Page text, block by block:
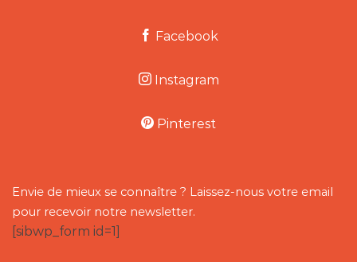
Facebook
Instagram
Pinterest
Envie de mieux se connaître ? Laissez-nous votre email
pour recevoir notre newsletter.
[sibwp_form id=1]